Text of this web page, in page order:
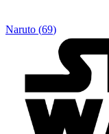
Naruto (69)